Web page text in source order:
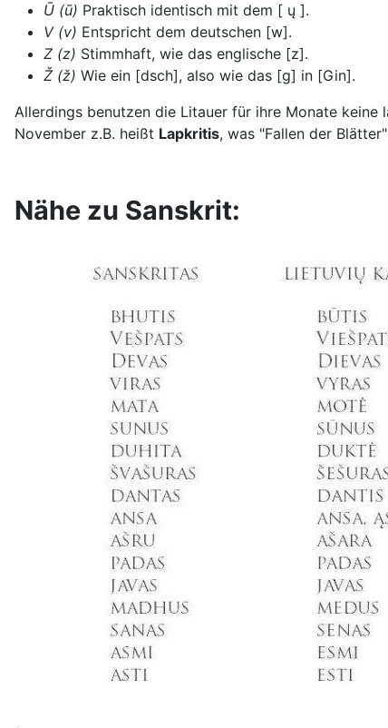
Ū (ū) Praktisch identisch mit dem [ ų ].
V (v) Entspricht dem deutschen [w].
Z (z) Stimmhaft, wie das englische [z].
Ž (ž) Wie ein [dsch], also wie das [g] in [Gin].
Allerdings benutzen die Litauer für ihre Monate keine
November z.B. heißt Lapkritis, was "Fallen der
Nähe zu Sanskrit: